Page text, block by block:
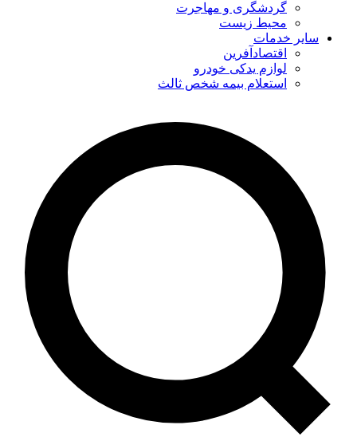
گردشگری و مهاجرت
محیط زیست
سایر خدمات
اقتصادآفرین
لوازم یدکی خودرو
استعلام بیمه شخص ثالث